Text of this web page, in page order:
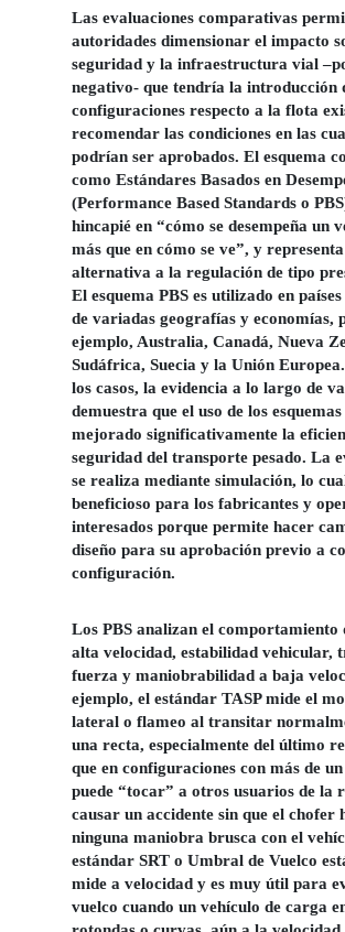
Las evaluaciones comparativas
autoridades dimensionar el impacto
seguridad y la infraestructura vial
negativo- que tendría la introducción
configuraciones respecto a la flota
recomendar las condiciones en las
podrían ser aprobados. El esquema
como Estándares Basados en
(Performance Based Standards o
hincapié en “cómo se desempeña un
más que en cómo se ve”, y
alternativa a la regulación de tipo
El esquema PBS es utilizado en
de variadas geografías y economías,
ejemplo, Australia, Canadá, Nueva
Sudáfrica, Suecia y la Unión
los casos, la evidencia a lo largo de
demuestra que el uso de los
mejorado significativamente la
seguridad del transporte pesado. La
se realiza mediante simulación, lo
beneficioso para los fabricantes y
interesados porque permite hacer
diseño para su aprobación previo a
configuración.
Los PBS analizan el comportamiento
alta velocidad, estabilidad vehicular,
fuerza y maniobrabilidad a baja
ejemplo, el estándar TASP mide el
lateral o flameo al transitar
una recta, especialmente del último
que en configuraciones con más de
puede “tocar” a otros usuarios de la
causar un accidente sin que el chofer
ninguna maniobra brusca con el
estándar SRT o Umbral de Vuelco
mide a velocidad y es muy útil para
vuelco cuando un vehículo de carga